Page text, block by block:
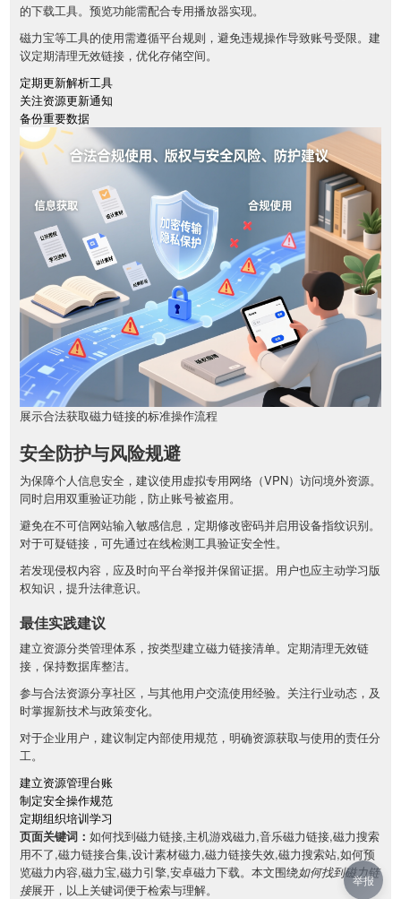
的下载工具。预览功能需配合专用播放器实现。
磁力宝等工具的使用需遵循平台规则，避免违规操作导致账号受限。建
议定期清理无效链接，优化存储空间。
定期更新解析工具
关注资源更新通知
备份重要数据
展示合法获取磁力链接的标准操作流程
安全防护与风险规避
为保障个人信息安全，建议使用虚拟专用网络（VPN）访问境外资源。
同时启用双重验证功能，防止账号被盗用。
避免在不可信网站输入敏感信息，定期修改密码并启用设备指纹识别。
对于可疑链接，可先通过在线检测工具验证安全性。
若发现侵权内容，应及时向平台举报并保留证据。用户也应主动学习版
权知识，提升法律意识。
最佳实践建议
建立资源分类管理体系，按类型建立磁力链接清单。定期清理无效链
接，保持数据库整洁。
参与合法资源分享社区，与其他用户交流使用经验。关注行业动态，及
时掌握新技术与政策变化。
对于企业用户，建议制定内部使用规范，明确资源获取与使用的责任分
工。
建立资源管理台账
制定安全操作规范
定期组织培训学习
页面关键词： 如何找到磁力链接,主机游戏磁力,音乐磁力链接,磁力搜索
用不了,磁力链接合集,设计素材磁力,磁力链接失效,磁力搜索站,如何预
览磁力内容,磁力宝,磁力引擎,安卓磁力下载。本文围绕如何找到磁力链
接展开，以上关键词便于检索与理解。
举报